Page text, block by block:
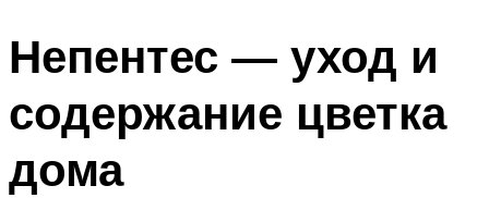
Непентес — уход и
содержание цветка
дома